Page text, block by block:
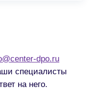
dpo.ru
специалисты
на него.